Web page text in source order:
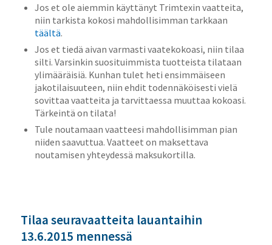
Jos et ole aiemmin käyttänyt Trimtexin vaatteita,
niin tarkista kokosi mahdollisimman tarkkaan
täältä.
Jos et tiedä aivan varmasti vaatekokoasi, niin tilaa
silti. Varsinkin suosituimmista tuotteista tilataan
ylimääräisiä. Kunhan tulet heti ensimmäiseen
jakotilaisuuteen, niin ehdit todennäköisesti vielä
sovittaa vaatteita ja tarvittaessa muuttaa kokoasi.
Tärkeintä on tilata!
Tule noutamaan vaatteesi mahdollisimman pian
niiden saavuttua. Vaatteet on maksettava
noutamisen yhteydessä maksukortilla.
Tilaa seuravaatteita lauantaihin
13.6.2015 mennessä